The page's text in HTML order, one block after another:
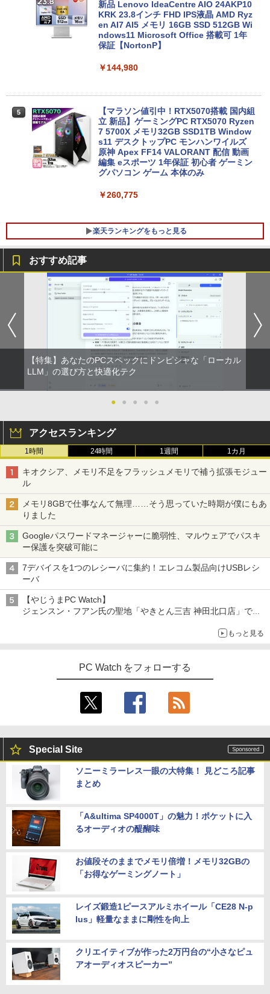
0Uノートパソコン 中古 Dynabook G83
超軽量約779g メモリ最大16GB 新品SSD
1TB 13.3インチ HDMI搭載 WEBカメラ5
GWIFI Bluetooth内蔵 中古パソコン Mic
rosoftOffice2024可 Windows11 送料無
本日超得 P5倍｜MS Office 2024 H&B 搭
載｜中古 2in1 ノートパソコン Windows
11 Office付き｜HP Elite Dragonfly 2in1
｜Core i5 第8世代 8265U メモリ 8GB S
SD 256GB 13.3型 FHD 1,920×1,080 タ
ッチパネル WEBカメラ LTE 対応｜中古
新品 Lenovo IdeaCentre AIO 24AKP10
KRK 23.8インチ FHD IPS液晶 AMD Ryz
en AI7 AI5 メモリ 16GB SSD 512GB Wi
ndows11 Microsoft Office 搭載可 1年
保証【NortonP】
￥144,980
5
【マラソン値引中！RTX5070搭載 国内組
立 新品】ゲーミングPC RTX5070 Ryzen
7 5700X メモリ32GB SSD1TB Window
s11 デスクトップPC モンハンワイルズ
原神 Apex FF14 VALORANT 配信 動画
編集 eスポーツ 1年保証 初心者 ゲーミン
グパソコン ゲーム 本体のみ
￥260,775
楽天ランキングをもっと見る
8K DisplayPort ケーブル 1.4規格240Hz
対応 ディスプレイポート ケーブル dpケ
ーブル HDR対応 8K@60HZ/4K@144Hz/
2K@240Hz 32.4Gbps ハイスピード DP
ケーブル ナイロン編み PC テレビ PS5 P
S4 PS3 対応
￥1,000
Yoothi 互換品 液晶 14.0インチ Dell Lati
002 タッチ非搭載 対応 FullHD 1920x10
80 IPS LED LCD 液晶ディスプレイ 修理
交換用液晶パネル
3
【お買い物マラソ開催中！P最大31.5%還
ニター 200Hz 1ms応答 FHD 非光沢 Fast
IPSパネル FreeSync FHD HDR10 DC1-
VESA対応 HDMI+DP搭載 5年保証 スピー
カー内蔵 HDMIケーブル付き MFG24F4
￥13,999
￥18,090
証」DP搭載23.8型ワイド液晶 ブラック]
￥18,090
おいしい！イラストレッスン クレパス
で描きました [ momo ]
￥1,518
[新品]カードキャプターさくら (1-12巻
￥8,580
3
公式テキスト 年金アドバイザー3級 2
026年度受験用 [ 経済法令研究会 ]
4
永瀬廉 プレミアムBOX[本/雑誌] 【初回
￥8,800
おすすめ記事
【特集】あなたのPCスペックにドンピシャな「ローカル
LLM」の選び方と快適化テク
● ● ● ● ●
アクセスランキング
1時間 24時間 1週間 1カ月
キオクシア、メモリ不足をフラッシュメモリで補う拡張モジュー
ル
メモリ8GBで仕事なんて無理……そう思っていた時期が僕にもあ
りました
Googleパスワードマネージャーに脆弱性、マルウェアでパスキ
ー保護を突破可能に
7デバイスを1つのレシーバに集約！エレコム製品向けUSBレシ
ーバ
【やじうまPC Watch】
ジェンスン・フアン氏の聖地「やきとん三吉 神田北口店」で
～コース名を変更したのはNVIDIAに怒られたからではないもっと見る
PC Watch をフォローする
Special Site
ソニーミラーレス一眼の大特集！ 見どころ記事
まとめ
「A&ultima SP4000T」の魅力！ポケットに入
るオーディオの醍醐味
お値段そのままでメモリ倍増！メモリ32GBの
「お得なゲーミングノート」
レイズ鍛造1ピースアルミホイール「CE28 N-p
lus」軽量なままに剛性を向上
クリエイティブが作った2万円台の“小さなピュ
アオーディオスピーカー”